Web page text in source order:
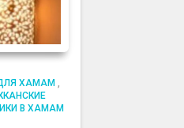
ХАМАМ ,
В ХАМАМ